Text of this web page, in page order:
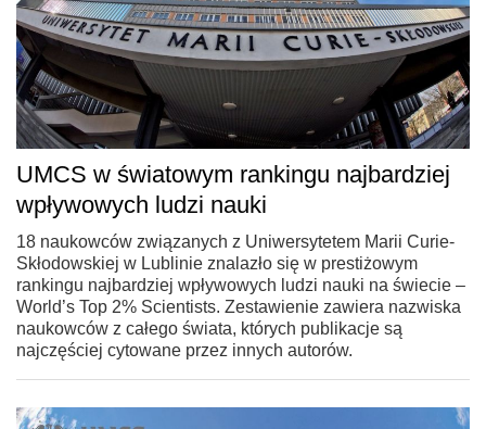
UMCS w światowym rankingu najbardziej
wpływowych ludzi nauki
18 naukowców związanych z Uniwersytetem Marii Curie-
Skłodowskiej w Lublinie znalazło się w prestiżowym
rankingu najbardziej wpływowych ludzi nauki na świecie –
World’s Top 2% Scientists. Zestawienie zawiera nazwiska
naukowców z całego świata, których publikacje są
najczęściej cytowane przez innych autorów.